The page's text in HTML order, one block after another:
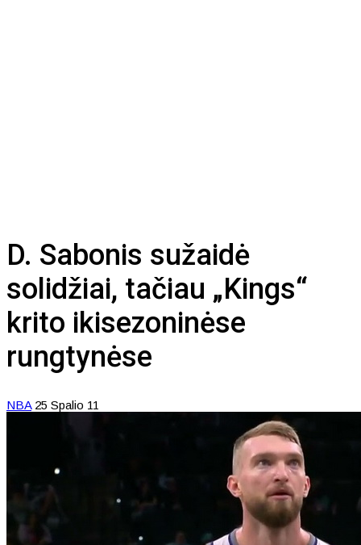
D. Sabonis sužaidė
solidžiai, tačiau „Kings“
krito ikisezoninėse
rungtynėse
NBA 25 Spalio 11